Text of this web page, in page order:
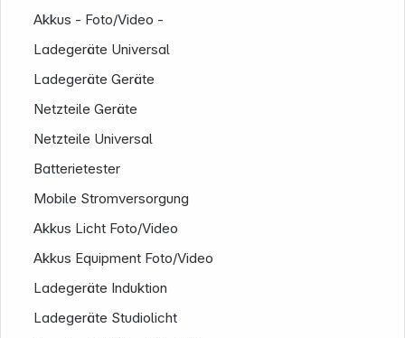
Akkus - Foto/Video -
Ladegeräte Universal
Ladegeräte Geräte
Netzteile Geräte
Netzteile Universal
Batterietester
Mobile Stromversorgung
Akkus Licht Foto/Video
Akkus Equipment Foto/Video
Ladegeräte Induktion
Ladegeräte Studiolicht
Service